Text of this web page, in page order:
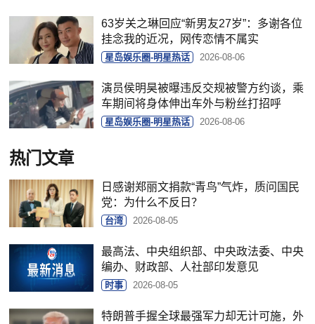
63岁关之琳回应“新男友27岁”：多谢各位
挂念我的近况，网传恋情不属实
星岛娱乐圈-明星热话 2026-08-06
演员侯明昊被曝违反交规被警方约谈，乘
车期间将身体伸出车外与粉丝打招呼
星岛娱乐圈-明星热话 2026-08-06
热门文章
日感谢郑丽文捐款“青鸟”气炸，质问国民
党：为什么不反日？
台湾 2026-08-05
最高法、中央组织部、中央政法委、中央
编办、财政部、人社部印发意见
时事 2026-08-05
特朗普手握全球最强军力却无计可施，外